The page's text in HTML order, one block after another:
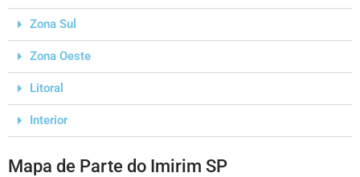
Zona Sul
Zona Oeste
Litoral
Interior
Mapa de Parte do Imirim SP